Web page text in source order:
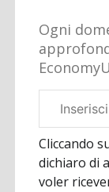
Ogni
aziendale
Cliccando
dichiaro di
voler